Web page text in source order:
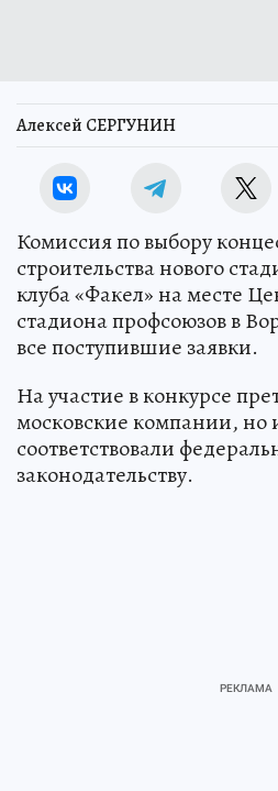
Алексей СЕРГУНИН
Комиссия по выбору
строительства нового
клуба «Факел» на месте
стадиона профсоюзов в
все поступившие заявки.
На участие в конкурсе
московские компании, но
соответствовали
законодательству.